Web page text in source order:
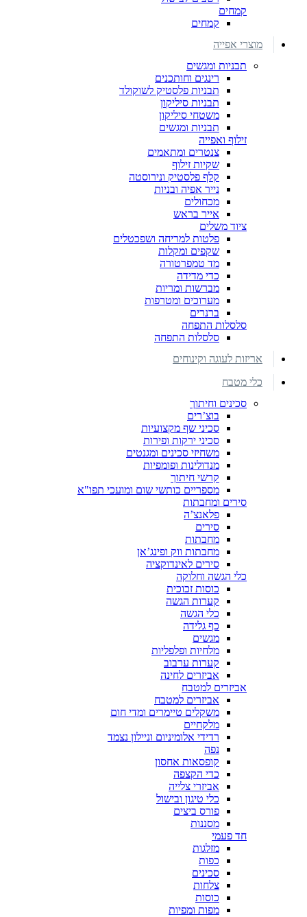
קמחים
קמחים
מוצרי אפייה
תבניות ומגשים
רינגים וחותכנים
תבניות פלסטיק לשוקולד
תבניות סיליקון
משטחי סיליקון
תבניות ומגשים
זילוף ואפייה
צנטרים ומתאמים
שקיות זילוף
קלף פלסטיק ונירוסטה
נייר אפיה ובניות
מכחולים
אייר בראש
ציוד משלים
פלטות למריחה ושפכטלים
שקפים ומקלות
מד טמפרטורה
כדי מדידה
מברשות ומריות
מערוכים ומטרפות
ברנרים
סלסלות התפחה
סלסלות התפחה
אריזות לעוגה וקינוחים
כלי מטבח
סכינים וחיתוך
בוצ’רים
סכיני שף מקצועיות
סכיני ירקות ופירות
משחיזי סכינים ומגנטים
מנדולינות ופומפיות
קרשי חיתוך
מספריים כותשי שום ומועכי תפו"א
סירים ומחבתות
פלאנצ’ה
סירים
מחבתות
מחבתות ווק ופינג’אן
סירים לאינדוקציה
כלי הגשה וחלוקה
כוסות זכוכית
קערות הגשה
כלי הגשה
כף גלידה
מגשים
מלחיות ופלפליות
קערות ערבוב
אביזרים לחינה
אביזרים למטבח
אביזרים למטבח
משקלים טיימרים ומדי חום
מלקחיים
רדידי אלומיניום וניילון נצמד
נפה
קופסאות אחסון
כדי הקצפה
אביזרי צלייה
כלי טיגון ובישול
פורס ביצים
מסננות
חד פעמי
מזלגות
כפות
סכינים
צלחות
כוסות
מפות ומפיות